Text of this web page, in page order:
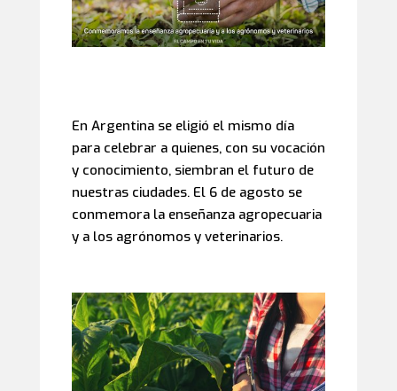
En Argentina se eligió el mismo día
para celebrar a quienes, con su vocación
y conocimiento, siembran el futuro de
nuestras ciudades. El 6 de agosto se
conmemora la enseñanza agropecuaria
y a los agrónomos y veterinarios.